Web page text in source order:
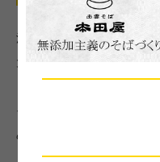
江戸末期創業の老舗です。
大正天皇にそばを献上した
そば会席のコースが楽しめ
めます。